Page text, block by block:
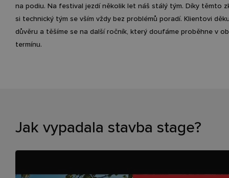
na podiu. Na festival jezdí několik let náš stálý tým. Díky těmto
si technický tým se vším vždy bez problémů poradí. Klientovi
důvěru a těšíme se na další ročník, který doufáme proběhne v
termínu.
Jak vypadala stavba stage?